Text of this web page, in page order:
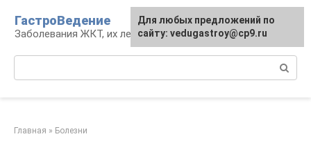
контенту
ГастроВедение
Заболевания ЖКТ, их лечение и профилактика
Главная » Болезни
Для любых предложений по
сайту: vedugastroy@cp9.ru